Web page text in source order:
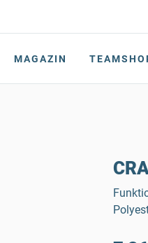
MAGAZIN